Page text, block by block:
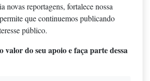
novas reportagens, fortalece nossa
que continuemos publicando
público.
valor do seu apoio e faça parte dessa